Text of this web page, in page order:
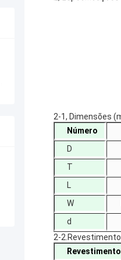
2-1, Dimensões
Número
D
T
L
W
d
2-2.Revestimento
Revestimento